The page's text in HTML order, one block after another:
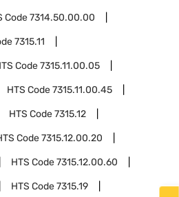
Code7314.50.00.00
7315.11
Code7315.11.00.05
HTS Code7315.11.00.45
HTS Code7315.12
Code7315.12.00.20
HTS Code7315.12.00.60
HTS Code7315.19